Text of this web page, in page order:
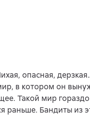
опасная,
в котором он
Такой мир
раньше. Бандиты из